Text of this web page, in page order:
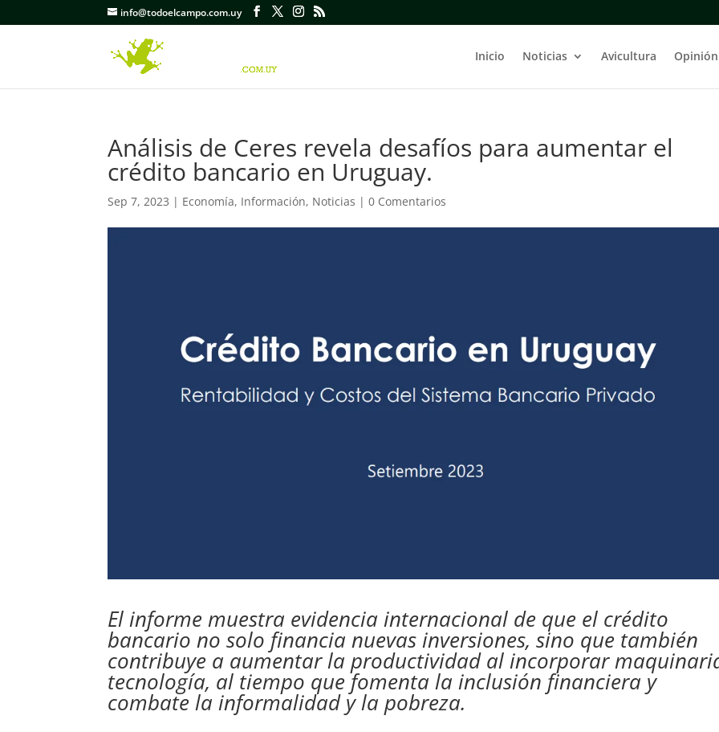
info@todoelcampo.com.uy
Inicio Noticias Avicultura Opinión
Análisis de Ceres revela desafíos para aumentar el
crédito bancario en Uruguay.
Sep 7, 2023 | Economía, Información, Noticias |0 Comentarios
El informe muestra evidencia internacional de que el crédito
bancario no solo financia nuevas inversiones, sino que también
contribuye a aumentar la productividad al incorporar
tecnología, al tiempo que fomenta la inclusión financiera y
combate la informalidad y la pobreza.